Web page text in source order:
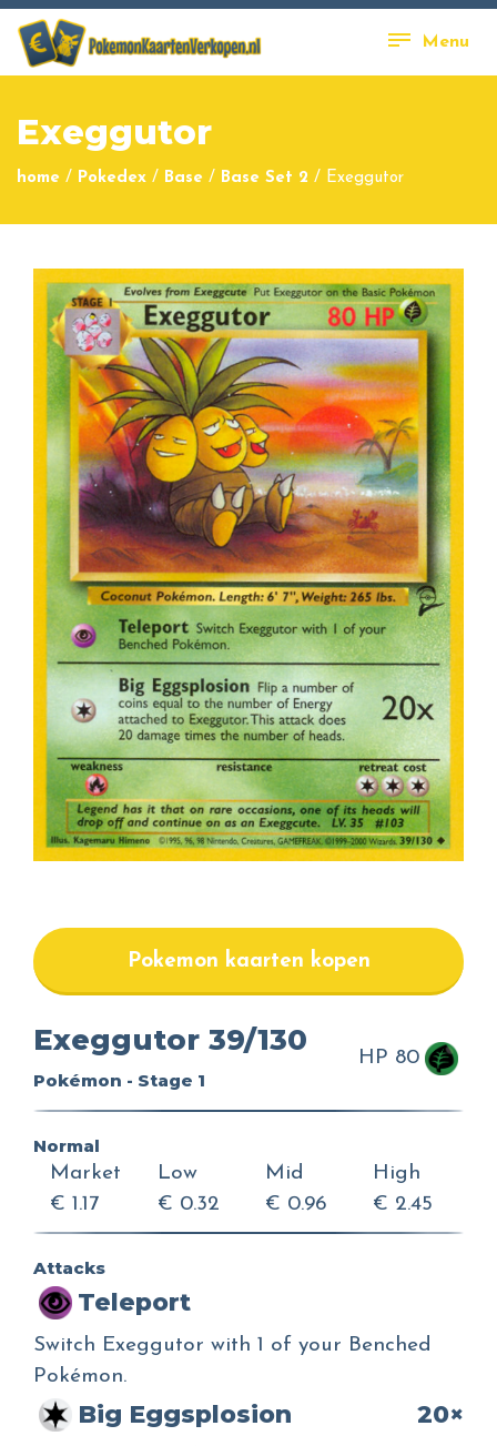
Menu
Exeggutor
home / Pokedex / Base / Base Set 2 / Exeggutor
Pokemon kaarten kopen
Exeggutor 39/130
Pokémon - Stage 1
HP 80
Normal
Market
€ 1.17
Low
€ 0.32
Mid
€ 0.96
High
€ 2.45
Attacks
Teleport
Switch Exeggutor with 1 of your Benched
Pokémon.
Big Eggsplosion 20×